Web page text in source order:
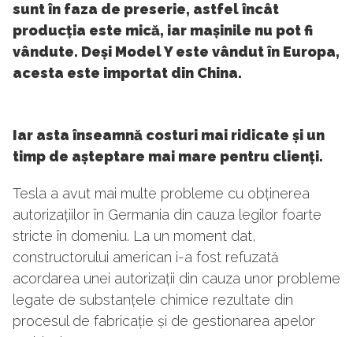
sunt în faza de preserie, astfel încât
producția este mică, iar mașinile nu pot fi
vândute. Deși Model Y este vândut în Europa,
acesta este importat din China.
Iar asta înseamnă costuri mai ridicate și un
timp de așteptare mai mare pentru clienți.
Tesla a avut mai multe probleme cu obținerea
autorizațiilor în Germania din cauza legilor foarte
stricte în domeniu. La un moment dat,
constructorului american i-a fost refuzată
acordarea unei autorizații din cauza unor probleme
legate de substanțele chimice rezultate din
procesul de fabricație și de gestionarea apelor